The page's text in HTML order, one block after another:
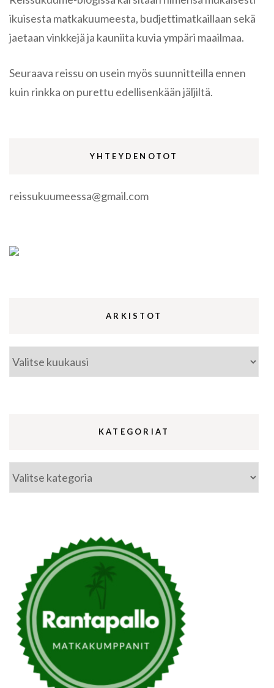
ikuisesta matkakuumeesta, budjettimatkaillaan sekä
jaetaan vinkkejä ja kauniita kuvia ympäri maailmaa.
Seuraava reissu on usein myös suunnitteilla ennen
kuin rinkka on purettu edellisenkään jäljiltä.
YHTEYDENOTOT
reissukuumeessa@gmail.com
ARKISTOT
Arkistot
KATEGORIAT
Kategoriat